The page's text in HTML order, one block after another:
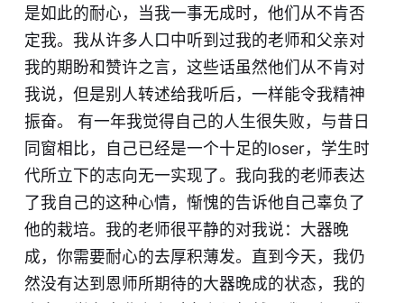
是如此的耐心，当我一事无成时，他们从不肯否
定我。我从许多人口中听到过我的老师和父亲对
我的期盼和赞许之言，这些话虽然他们从不肯对
我说，但是别人转述给我听后，一样能令我精神
振奋。 有一年我觉得自己的人生很失败，与昔日
同窗相比，自己已经是一个十足的loser，学生时
代所立下的志向无一实现了。我向我的老师表达
了我自己的这种心情，惭愧的告诉他自己辜负了
他的栽培。我的老师很平静的对我说：大器晚
成，你需要耐心的去厚积薄发。直到今天，我仍
然没有达到恩师所期待的大器晚成的状态，我的